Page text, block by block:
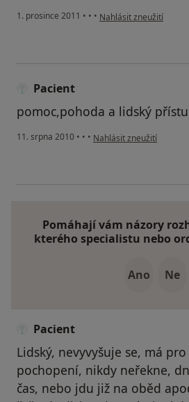
1. prosince 2011 • • • podle názoru uživatele
Nahlásit zneužití
Pacient
pomoc,pohoda a lidský
11. srpna 2010 • • • podle názoru uživatele
Nahlásit zneužití
Pomáhají vám názory
kterého specialistu nebo
Ano Ne
Pacient
Lidský, nevyvyšuje se, má
pochopení, nikdy neřekne,
čas, nebo jdu již na oběd